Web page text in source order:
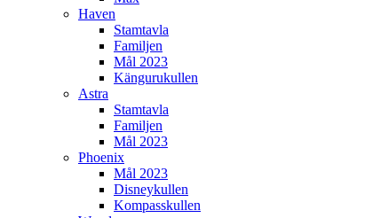
Haven
Stamtavla
Familjen
Mål 2023
Kängurukullen
Astra
Stamtavla
Familjen
Mål 2023
Phoenix
Mål 2023
Disneykullen
Kompasskullen